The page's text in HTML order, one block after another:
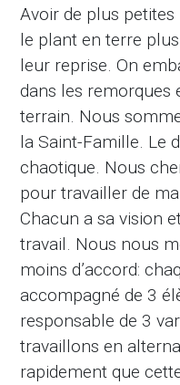
Avoir de plus
le plant en terre
leur reprise. On
dans les remorques
terrain. Nous
la Saint-Famille. Le
chaotique. Nous
pour travailler de
Chacun a sa vision
travail. Nous nous
moins d’accord:
accompagné de 3
responsable de 3
travaillons en
rapidement que